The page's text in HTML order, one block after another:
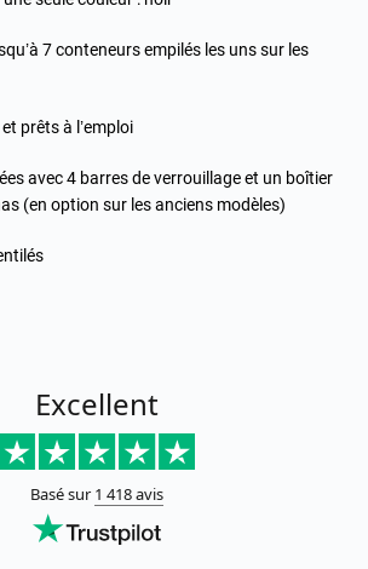
7 conteneurs empilés les uns sur les
prêts à l’emploi
avec 4 barres de verrouillage et un boîtier
(en option sur les anciens modèles)